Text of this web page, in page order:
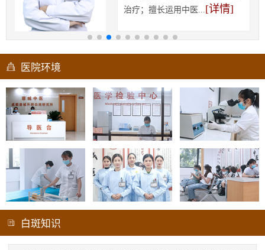
治疗；擅长运用中医...[详情]
医院环境
白斑知识